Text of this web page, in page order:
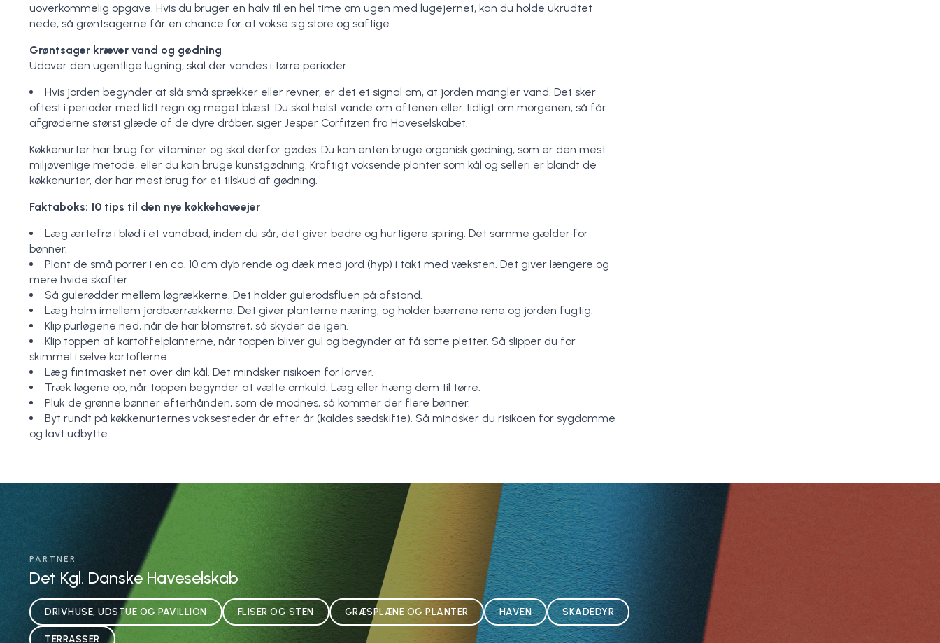
uoverkommelig opgave. Hvis du bruger en halv til en hel time om ugen med lugejernet, kan du holde ukrudtet
nede, så grøntsagerne får en chance for at vokse sig store og saftige.
Grøntsager kræver vand og gødning
Udover den ugentlige lugning, skal der vandes i tørre perioder.
Hvis jorden begynder at slå små sprækker eller revner, er det et signal om, at jorden mangler vand. Det sker
oftest i perioder med lidt regn og meget blæst. Du skal helst vande om aftenen eller tidligt om morgenen, så får
afgrøderne størst glæde af de dyre dråber, siger Jesper Corfitzen fra Haveselskabet.
Køkkenurter har brug for vitaminer og skal derfor gødes. Du kan enten bruge organisk gødning, som er den mest
miljøvenlige metode, eller du kan bruge kunstgødning. Kraftigt voksende planter som kål og selleri er blandt de
køkkenurter, der har mest brug for et tilskud af gødning.
Faktaboks: 10 tips til den nye køkkehaveejer
Læg ærtefrø i blød i et vandbad, inden du sår, det giver bedre og hurtigere spiring. Det samme gælder for
bønner.
Plant de små porrer i en ca. 10 cm dyb rende og dæk med jord (hyp) i takt med væksten. Det giver længere og
mere hvide skafter.
Så gulerødder mellem løgrækkerne. Det holder gulerodsfluen på afstand.
Læg halm imellem jordbærrækkerne. Det giver planterne næring, og holder bærrene rene og jorden fugtig.
Klip purløgene ned, når de har blomstret, så skyder de igen.
Klip toppen af kartoffelplanterne, når toppen bliver gul og begynder at få sorte pletter. Så slipper du for
skimmel i selve kartoflerne.
Læg fintmasket net over din kål. Det mindsker risikoen for larver.
Træk løgene op, når toppen begynder at vælte omkuld. Læg eller hæng dem til tørre.
Pluk de grønne bønner efterhånden, som de modnes, så kommer der flere bønner.
Byt rundt på køkkenurternes voksesteder år efter år (kaldes sædskifte). Så mindsker du risikoen for sygdomme
og lavt udbytte.
PARTNER
Det Kgl. Danske Haveselskab
DRIVHUSE, UDSTUE OG PAVILLION FLISER OG STEN GRÆSPLÆNE OG PLANTER HAVEN SKADEDYR
TERRASSER